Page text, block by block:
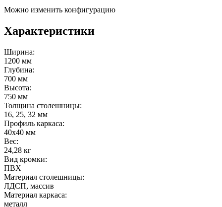
Можно изменить конфигурацию
Характеристики
Ширина:
1200 мм
Глубина:
700 мм
Высота:
750 мм
Толщина столешницы:
16, 25, 32 мм
Профиль каркаса:
40х40 мм
Вес:
24,28 кг
Вид кромки:
ПВХ
Материал столешницы:
ЛДСП, массив
Материал каркаса:
металл